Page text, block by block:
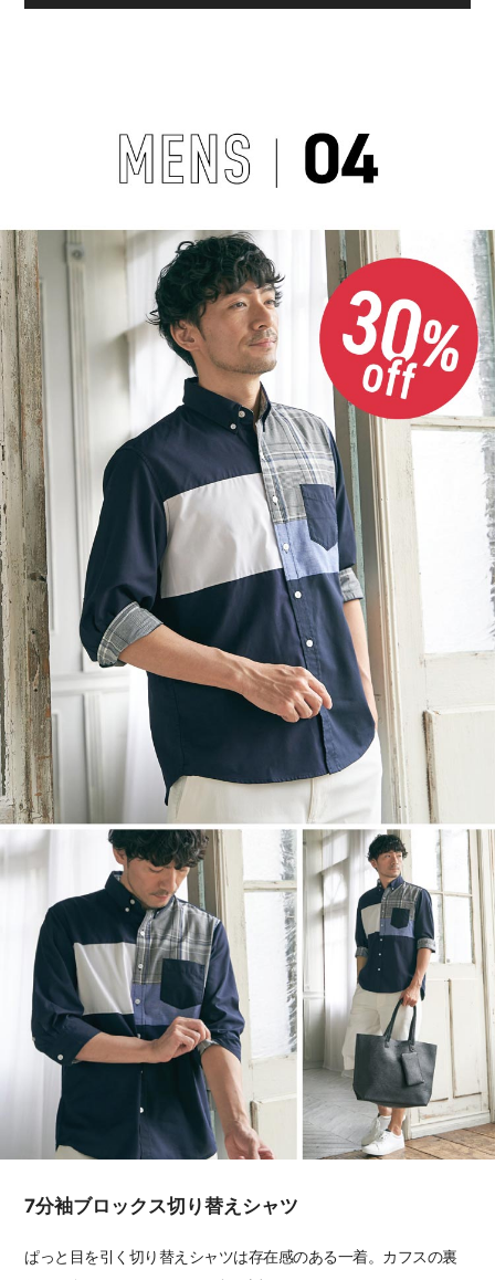
7分袖ブロックス切り替えシャツ
ぱっと目を引く切り替えシャツは存在感のある一着。カフスの裏